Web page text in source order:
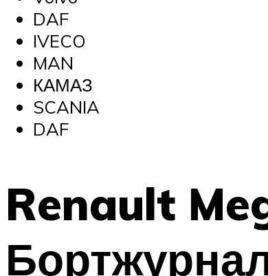
DAF
IVECO
MAN
КАМАЗ
SCANIA
DAF
Renault